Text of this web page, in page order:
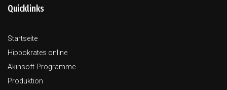
Quicklinks
Startseite
Hippokrates online
Akınsoft-Programme
Produktion